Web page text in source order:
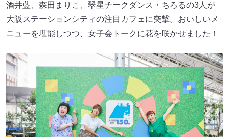
酒井藍、森田まりこ、翠星チークダンス・ちろるの3人が
大阪ステーションシティの注目カフェに突撃。おいしいメ
ニューを堪能しつつ、女子会トークに花を咲かせました！